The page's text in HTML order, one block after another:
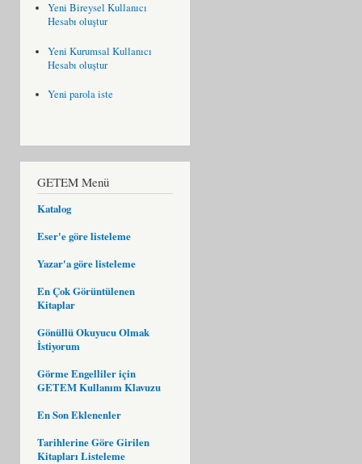
Yeni Bireysel Kullanıcı
Hesabı oluştur
Yeni Kurumsal Kullanıcı
Hesabı oluştur
Yeni parola iste
GETEM Menü
Katalog
Eser'e göre listeleme
Yazar'a göre listeleme
En Çok Görüntülenen
Kitaplar
Gönüllü Okuyucu Olmak
İstiyorum
Görme Engelliler için
GETEM Kullanım Klavuzu
En Son Eklenenler
Tarihlerine Göre Girilen
Kitapları Listeleme